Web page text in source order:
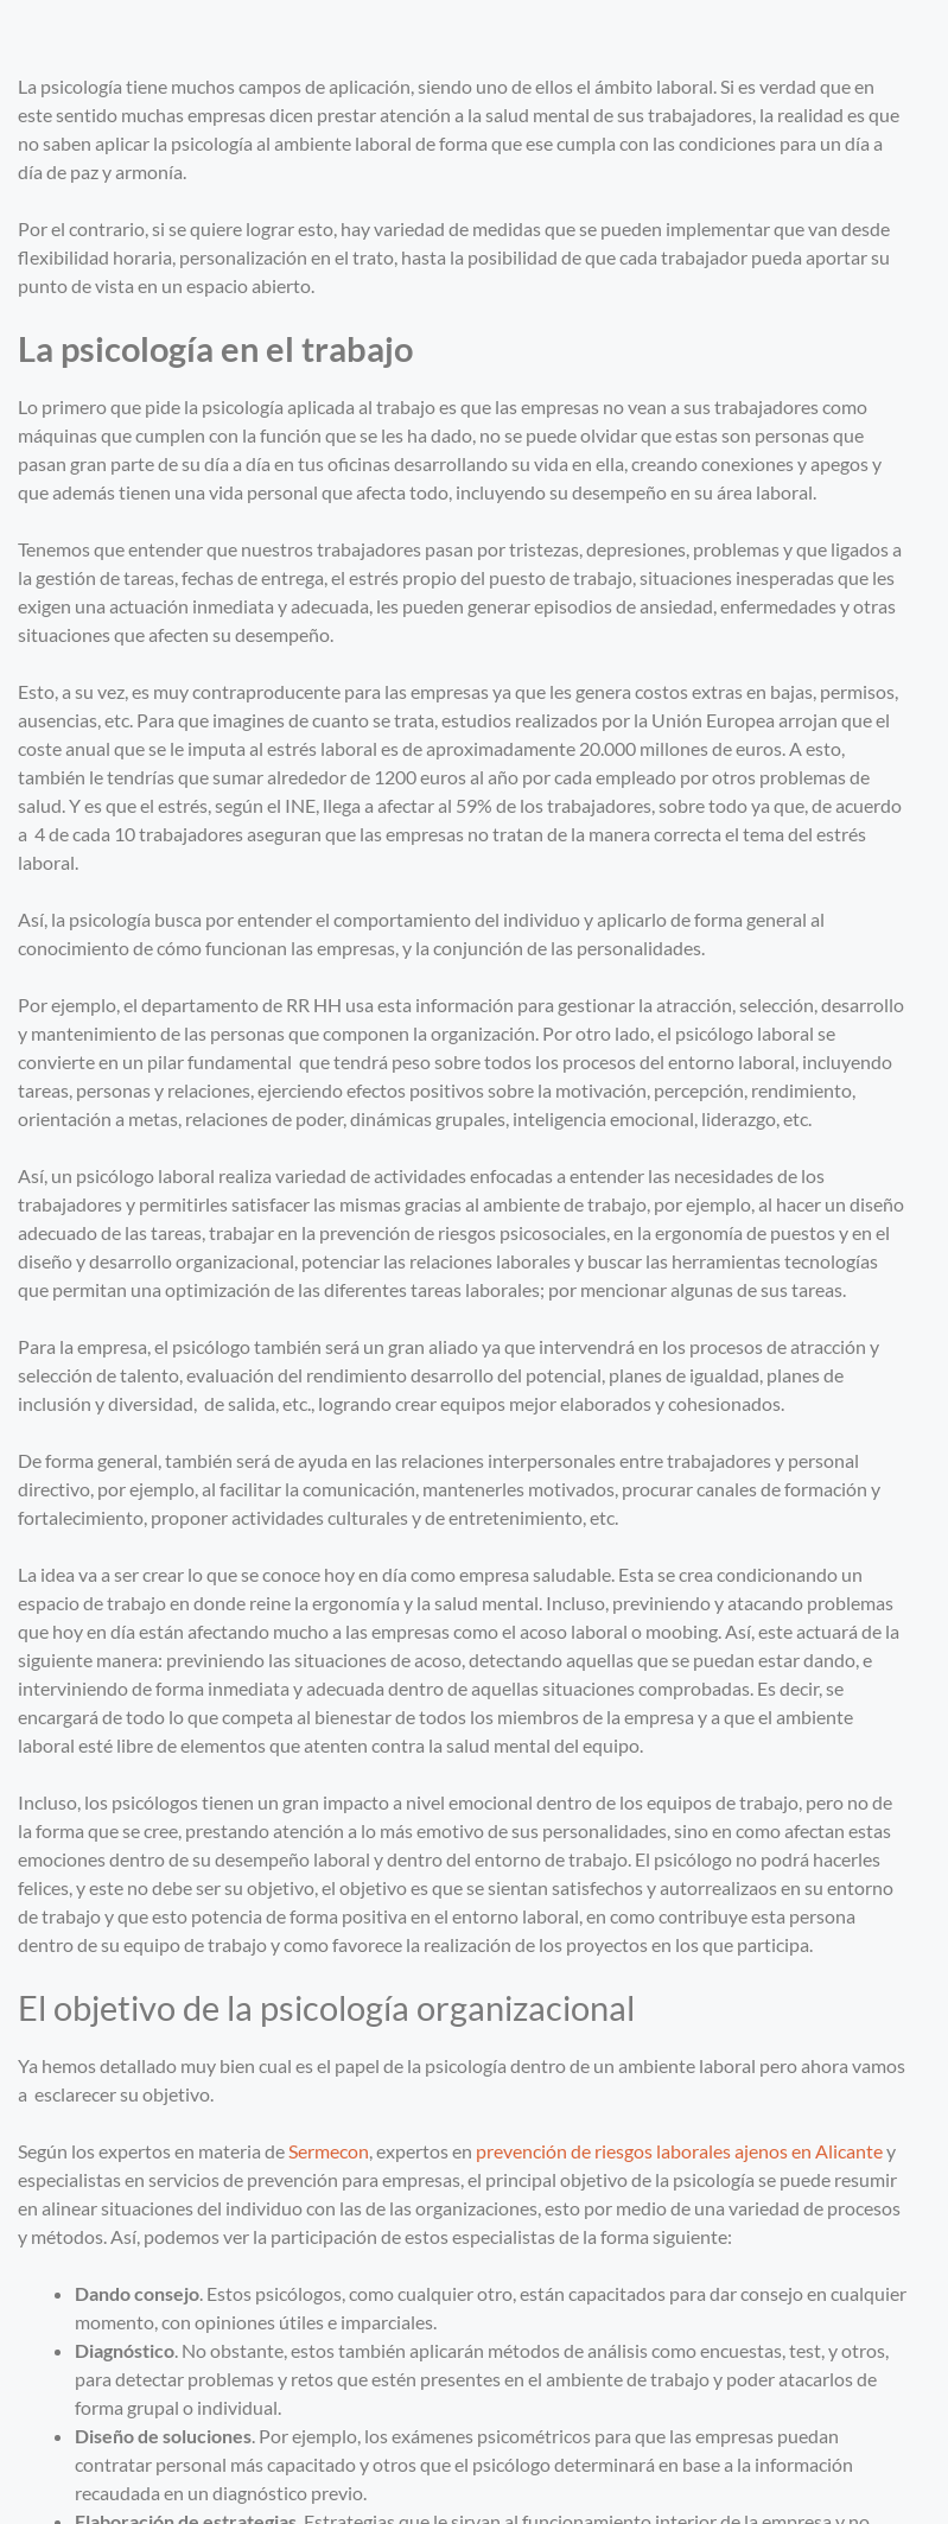
La psicología tiene muchos campos de aplicación, siendo uno de ellos el ámbito laboral. Si es verdad que en
este sentido muchas empresas dicen prestar atención a la salud mental de sus trabajadores, la realidad es que
no saben aplicar la psicología al ambiente laboral de forma que ese cumpla con las condiciones para un día a
día de paz y armonía.
Por el contrario, si se quiere lograr esto, hay variedad de medidas que se pueden implementar que van desde
flexibilidad horaria, personalización en el trato, hasta la posibilidad de que cada trabajador pueda aportar su
punto de vista en un espacio abierto.
La psicología en el trabajo
Lo primero que pide la psicología aplicada al trabajo es que las empresas no vean a sus trabajadores como
máquinas que cumplen con la función que se les ha dado, no se puede olvidar que estas son personas que
pasan gran parte de su día a día en tus oficinas desarrollando su vida en ella, creando conexiones y apegos y
que además tienen una vida personal que afecta todo, incluyendo su desempeño en su área laboral.
Tenemos que entender que nuestros trabajadores pasan por tristezas, depresiones, problemas y que ligados a
la gestión de tareas, fechas de entrega, el estrés propio del puesto de trabajo, situaciones inesperadas que les
exigen una actuación inmediata y adecuada, les pueden generar episodios de ansiedad, enfermedades y otras
situaciones que afecten su desempeño.
Esto, a su vez, es muy contraproducente para las empresas ya que les genera costos extras en bajas, permisos,
ausencias, etc. Para que imagines de cuanto se trata, estudios realizados por la Unión Europea arrojan que el
coste anual que se le imputa al estrés laboral es de aproximadamente 20.000 millones de euros. A esto,
también le tendrías que sumar alrededor de 1200 euros al año por cada empleado por otros problemas de
salud. Y es que el estrés, según el INE, llega a afectar al 59% de los trabajadores, sobre todo ya que, de acuerdo
a 4 de cada 10 trabajadores aseguran que las empresas no tratan de la manera correcta el tema del estrés
laboral.
Así, la psicología busca por entender el comportamiento del individuo y aplicarlo de forma general al
conocimiento de cómo funcionan las empresas, y la conjunción de las personalidades.
Por ejemplo, el departamento de RR HH usa esta información para gestionar la atracción, selección, desarrollo
y mantenimiento de las personas que componen la organización. Por otro lado, el psicólogo laboral se
convierte en un pilar fundamental que tendrá peso sobre todos los procesos del entorno laboral, incluyendo
tareas, personas y relaciones, ejerciendo efectos positivos sobre la motivación, percepción, rendimiento,
orientación a metas, relaciones de poder, dinámicas grupales, inteligencia emocional, liderazgo, etc.
Así, un psicólogo laboral realiza variedad de actividades enfocadas a entender las necesidades de los
trabajadores y permitirles satisfacer las mismas gracias al ambiente de trabajo, por ejemplo, al hacer un diseño
adecuado de las tareas, trabajar en la prevención de riesgos psicosociales, en la ergonomía de puestos y en el
diseño y desarrollo organizacional, potenciar las relaciones laborales y buscar las herramientas tecnologías
que permitan una optimización de las diferentes tareas laborales; por mencionar algunas de sus tareas.
Para la empresa, el psicólogo también será un gran aliado ya que intervendrá en los procesos de atracción y
selección de talento, evaluación del rendimiento desarrollo del potencial, planes de igualdad, planes de
inclusión y diversidad, de salida, etc., logrando crear equipos mejor elaborados y cohesionados.
De forma general, también será de ayuda en las relaciones interpersonales entre trabajadores y personal
directivo, por ejemplo, al facilitar la comunicación, mantenerles motivados, procurar canales de formación y
fortalecimiento, proponer actividades culturales y de entretenimiento, etc.
La idea va a ser crear lo que se conoce hoy en día como empresa saludable. Esta se crea condicionando un
espacio de trabajo en donde reine la ergonomía y la salud mental. Incluso, previniendo y atacando problemas
que hoy en día están afectando mucho a las empresas como el acoso laboral o moobing. Así, este actuará de la
siguiente manera: previniendo las situaciones de acoso, detectando aquellas que se puedan estar dando, e
interviniendo de forma inmediata y adecuada dentro de aquellas situaciones comprobadas. Es decir, se
encargará de todo lo que competa al bienestar de todos los miembros de la empresa y a que el ambiente
laboral esté libre de elementos que atenten contra la salud mental del equipo.
Incluso, los psicólogos tienen un gran impacto a nivel emocional dentro de los equipos de trabajo, pero no de
la forma que se cree, prestando atención a lo más emotivo de sus personalidades, sino en como afectan estas
emociones dentro de su desempeño laboral y dentro del entorno de trabajo. El psicólogo no podrá hacerles
felices, y este no debe ser su objetivo, el objetivo es que se sientan satisfechos y autorrealizaos en su entorno
de trabajo y que esto potencia de forma positiva en el entorno laboral, en como contribuye esta persona
dentro de su equipo de trabajo y como favorece la realización de los proyectos en los que participa.
El objetivo de la psicología organizacional
Ya hemos detallado muy bien cual es el papel de la psicología dentro de un ambiente laboral pero ahora vamos
a esclarecer su objetivo.
Según los expertos en materia de Sermecon , expertos en prevención de riesgos laborales ajenos en Alicantey
especialistas en servicios de prevención para empresas, el principal objetivo de la psicología se puede resumir
en alinear situaciones del individuo con las de las organizaciones, esto por medio de una variedad de procesos
y métodos. Así, podemos ver la participación de estos especialistas de la forma siguiente:
Dando consejo . Estos psicólogos, como cualquier otro, están capacitados para dar consejo en cualquier
momento, con opiniones útiles e imparciales.
Diagnóstico . No obstante, estos también aplicarán métodos de análisis como encuestas, test, y otros,
para detectar problemas y retos que estén presentes en el ambiente de trabajo y poder atacarlos de
forma grupal o individual.
Diseñode soluciones . Por ejemplo, los exámenes psicométricos para que las empresas puedan
contratar personal más capacitado y otros que el psicólogo determinará en base a la información
recaudada en un diagnóstico previo.